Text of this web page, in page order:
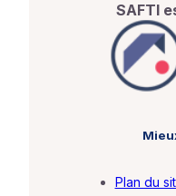
SAFTI
Plan du